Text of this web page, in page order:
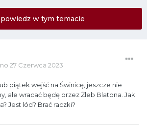
w tym temacie
27 Czerwca 2023
piątek wejść na Świnicę, jeszcze nie
ale wracać będę przez Żleb Blatona. Jak
Jest lód? Brać raczki?